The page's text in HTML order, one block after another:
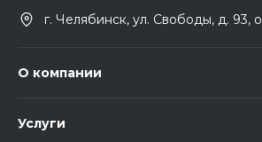
г. Челябинск, ул. Свободы, д. 93,
О компании
Услуги